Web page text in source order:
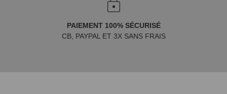
PAIEMENT 100% SÉCURISÉ
CB, PAYPAL ET 3X SANS FRAIS